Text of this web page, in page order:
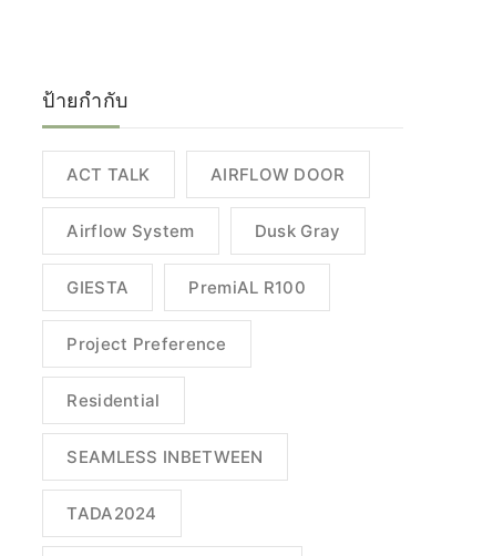
ป้ายกำกับ
ACT TALK AIRFLOW DOOR
Airflow System Dusk Gray
GIESTA PremiAL R100
Project Preference
Residential
SEAMLESS INBETWEEN
TADA2024